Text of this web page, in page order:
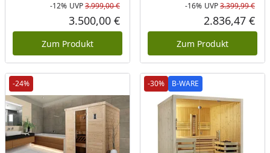
Rabatt in Prozent
-12%
Ursprünglicher Preis
UVP3.999,00 €
Aktueller Preis
3.500,00 €
Zum Produkt
-16% UVP3.399,99 €
2.836,47 €
Zum Produkt
-24% -30% B-WARE B-WARE